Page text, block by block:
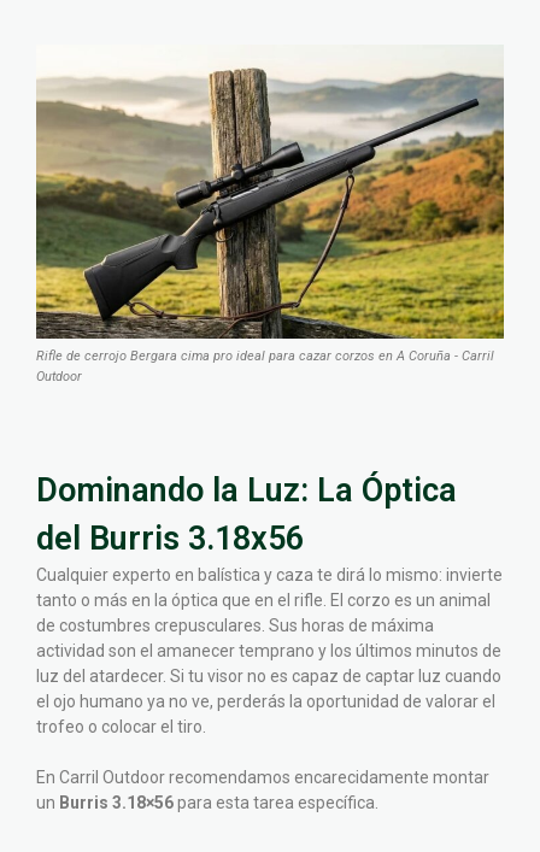
Rifle de cerrojo Bergara cima pro ideal para cazar corzos en A Coruña - Carril
Outdoor
Dominando la Luz: La Óptica
del Burris 3.18x56
Cualquier experto en balística y caza te dirá lo mismo: invierte
tanto o más en la óptica que en el rifle. El corzo es un animal
de costumbres crepusculares. Sus horas de máxima
actividad son el amanecer temprano y los últimos minutos de
luz del atardecer. Si tu visor no es capaz de captar luz cuando
el ojo humano ya no ve, perderás la oportunidad de valorar el
trofeo o colocar el tiro.
En Carril Outdoor recomendamos encarecidamente montar
un Burris 3.18×56para esta tarea específica.